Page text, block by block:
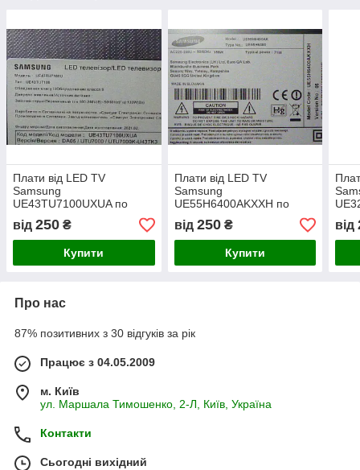
Плати від LED TV
Samsung
UE43TU7100UXUA по
блоках (розбита матриця).
від 250 ₴
Купити
Плати від LED TV
Samsung
UE55H6400AKXXH по
блоках (розбита матриця).
від 250₴
Купити
від
Про нас
87% позитивних з 30 відгуків за рік
Працює з 04.05.2009
м. Київ
ул. Маршала Тимошенко, 2-Л, Київ, Україна
Контакти
Сьогодні вихідний